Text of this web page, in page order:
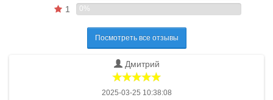
1 0%
Посмотреть все отзывы
Дмитрий
2025-03-25 10:38:08